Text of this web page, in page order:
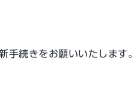
手続きをお願いいたします。